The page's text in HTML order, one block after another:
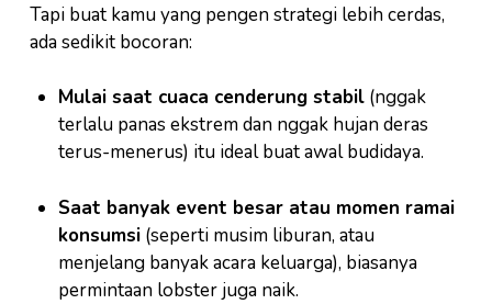
Tapi buat kamu yang pengen strategi lebih cerdas,
ada sedikit bocoran:
Mulai saat cuaca cenderung stabil(nggak
terlalu panas ekstrem dan nggak hujan deras
terus-menerus) itu ideal buat awal budidaya.
Saat banyak event besar atau momen ramai
konsumsi(seperti musim liburan, atau
menjelang banyak acara keluarga), biasanya
permintaan lobster juga naik.